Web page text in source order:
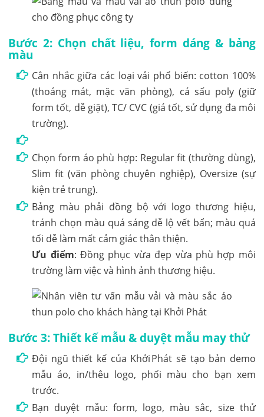
Bước 2: Chọn chất liệu, form dáng & bảng
màu
Cân nhắc giữa các loại vải phổ biến: cotton 100%
(thoáng mát, mặc văn phòng), cá sấu poly (giữ
form tốt, dễ giặt), TC/ CVC (giá tốt, sử dụng đa môi
trường).
Chọn form áo phù hợp: Regular fit (thường dùng),
Slim fit (văn phòng chuyên nghiệp), Oversize (sự
kiện trẻ trung).
Bảng màu phải đồng bộ với logo thương hiệu,
tránh chọn màu quá sáng dễ lộ vết bẩn; màu quá
tối dễ làm mất cảm giác thân thiện.
Ưu điểm: Đồng phục vừa đẹp vừa phù hợp môi
trường làm việc và hình ảnh thương hiệu.
Bước 3: Thiết kế mẫu & duyệt mẫu may thử
Đội ngũ thiết kế của Khởi Phát sẽ tạo bản demo
mẫu áo, in/thêu logo, phối màu cho bạn xem
trước.
Bạn duyệt mẫu: form, logo, màu sắc, size thử